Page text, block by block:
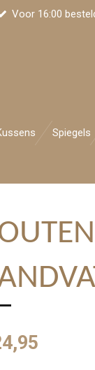
Voor 16:00
Spiegels